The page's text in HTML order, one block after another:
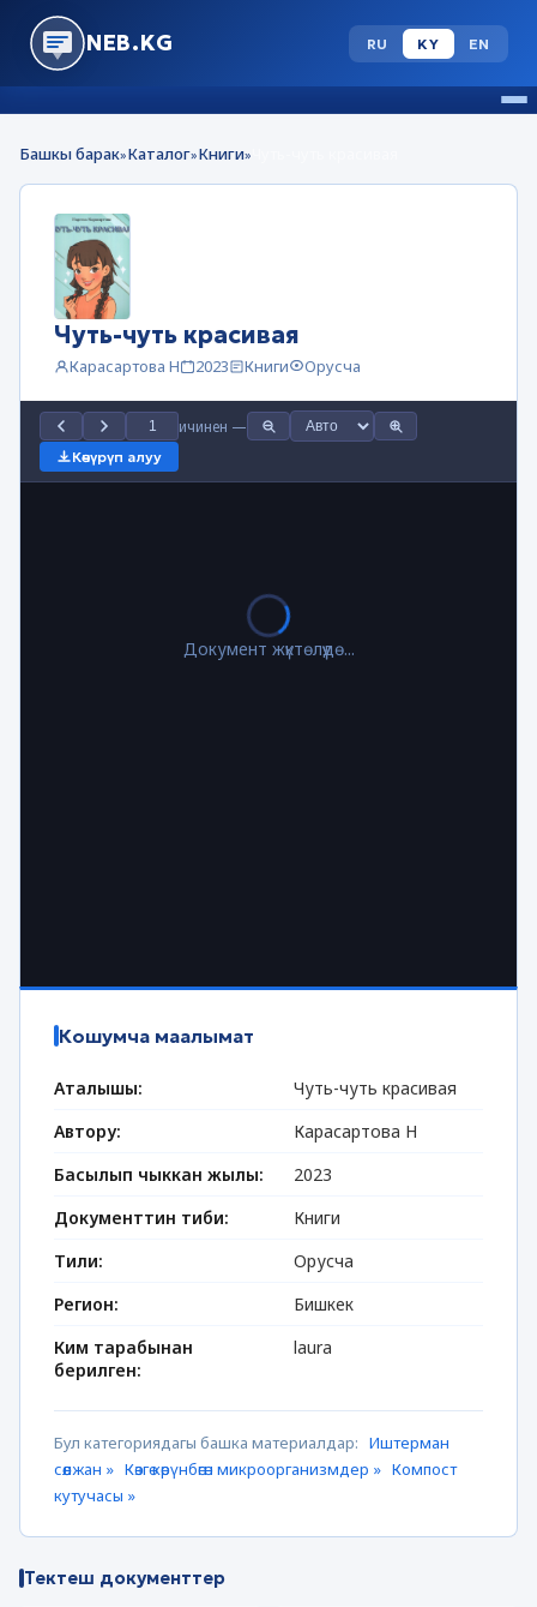
NEB.KG RU KY EN
Башкы барак»Каталог»Книги»
Чуть-чуть красивая
Карасартова Н 2023 Книги Орусча
ичинен —
Көчүрүп алуу
Документ жүктөлүүдө...
Кошумча маалымат
Аталышы:
Чуть-чуть красивая
Автору:
Карасартова Н
Басылып чыккан жылы:
2023
Документтин тиби:
Книги
Тили:
Орусча
Регион:
Бишкек
Ким тарабынан
берилген:
laura
Бул категориядагы башка материалдар: Иштерман
сөөлжан » Көзгө көрүнбөгөн микроорганизмдер » Компост
кутучасы »
Тектеш документтер